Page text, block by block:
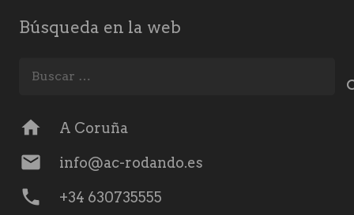
Búsqueda en la web
home A Coruña
mail info@ac-rodando.es
phone +34 630735555